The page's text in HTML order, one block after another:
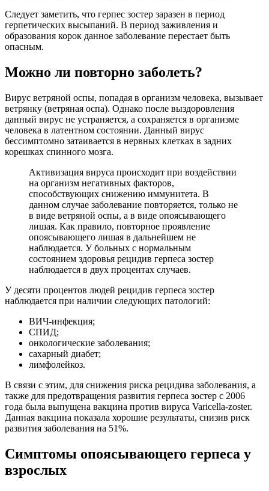
Следует заметить, что герпес зостер заразен в период
герпетических высыпаний. В период заживления и
образования корок данное заболевание перестает быть
опасным.
Можно ли повторно заболеть?
Вирус ветряной оспы, попадая в организм человека, вызывает
ветрянку (ветряная оспа). Однако после выздоровления
данный вирус не устраняется, а сохраняется в организме
человека в латентном состоянии. Данный вирус
бессимптомно затаивается в нервных клетках в задних
корешках спинного мозга.
Активизация вируса происходит при воздействии
на организм негативных факторов,
способствующих снижению иммунитета. В
данном случае заболевание повторяется, только не
в виде ветряной оспы, а в виде опоясывающего
лишая. Как правило, повторное проявление
опоясывающего лишая в дальнейшем не
наблюдается. У больных с нормальным
состоянием здоровья рецидив герпеса зостер
наблюдается в двух процентах случаев.
У десяти процентов людей рецидив герпеса зостер
наблюдается при наличии следующих патологий:
ВИЧ-инфекция;
СПИД;
онкологические заболевания;
сахарный диабет;
лимфолейкоз.
В связи с этим, для снижения риска рецидива заболевания, а
также для предотвращения развития герпеса зостер с 2006
года была выпущена вакцина против вируса Varicella-zoster.
Данная вакцина показала хорошие результаты, снизив риск
развития заболевания на 51%.
Симптомы опоясывающего герпеса у
взрослых